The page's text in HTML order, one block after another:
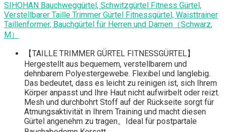
SIHOHAN Bauchweggürtel, Schwitzgürtel Fitness Gürtel,
Verstellbarer Taille Trimmer Gürtel Fitnessgürtel, Waisttrainer
Taillenformer, Bauchgürtel für Herren und Damen（Schwarz,
M）
【TAILLE TRIMMER GÜRTEL FITNESSGÜRTEL】
Hergestellt aus bequemem, verstellbarem und
dehnbarem Polyestergewebe. Flexibel und langlebig.
Das bedeutet, dass es leicht zu reinigen ist, sich Ihrem
Körper anpasst und Ihre Haut nicht aufwirbelt oder reizt.
Mesh und durchbohrt Stoff auf der Rückseite sorgt für
Atmungsaktivität in Ihrem Training und macht diesen
Gürtel angenehm zu tragen。Ideal für postpartale